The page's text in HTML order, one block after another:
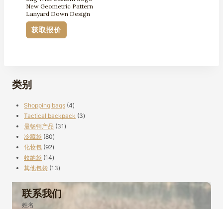
New Geometric Pattern
Lanyard Down Design
获取报价
类别
Shopping bags 44
个
Tactical backpack 33
最畅销产品 31 31
冷藏袋 8080
个
产
品
化妆包 9292
个
产
收纳袋 1414
个
品
其他包袋 1313
产
品
联系我们
姓名